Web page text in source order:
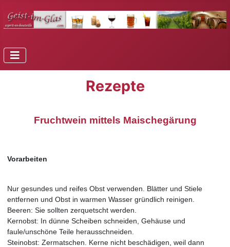
Rezepte
Fruchtwein mittels Maischegärung
Vorarbeiten
Nur gesundes und reifes Obst verwenden. Blätter und Stiele
entfernen und Obst in warmen Wasser gründlich reinigen.
Beeren: Sie sollten zerquetscht werden.
Kernobst: In dünne Scheiben schneiden, Gehäuse und
faule/unschöne Teile herausschneiden.
Steinobst: Zermatschen. Kerne nicht beschädigen, weil dann